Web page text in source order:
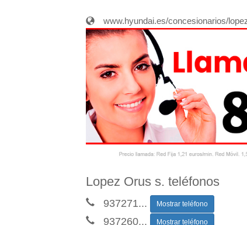
www.hyundai.es/concesionarios/
Lopez Orus s. teléfonos
937271... Mostrar teléfono
937260... Mostrar teléfono